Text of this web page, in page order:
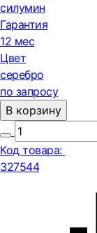
силумин
Гарантия
12 мес
Цвет
серебро
по запросу
В корзину
Код товара:
327544